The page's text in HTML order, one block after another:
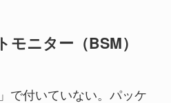
ニター（BSM）
で付いていない。パッケ